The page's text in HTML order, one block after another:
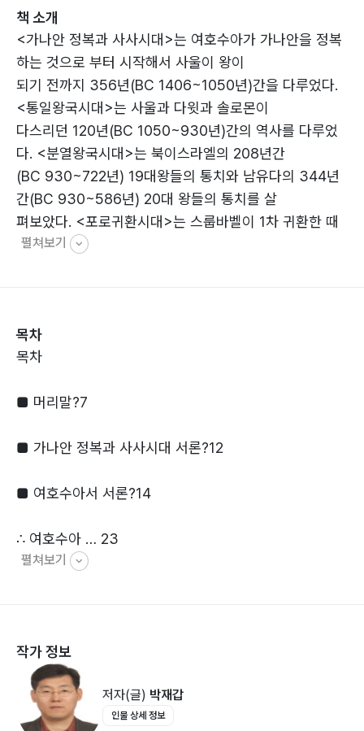
책 소개
<가나안 정복과 사사시대>는 여호수아가 가나안을 정복
하는 것으로 부터 시작해서 사울이 왕이
되기 전까지 356년(BC 1406~1050년)간을 다루었다.
<통일왕국시대>는 사울과 다윗과 솔로몬이
다스리던 120년(BC 1050~930년)간의 역사를 다루었
다. <분열왕국시대>는 북이스라엘의 208년간
(BC 930~722년) 19대왕들의 통치와 남유다의 344년
간(BC 930~586년) 20대 왕들의 통치를 살
펴보았다. <포로귀환시대>는 스룹바벨이 1차 귀환한 때
부터 에스라의 귀환을 거쳐 느헤미야의 귀환
기와 삼상1~8장을 본문으로 한다. 엘리와
사무엘을 사사로 포함하였기 때문이다. 주요 내용은 다음
첫째, 여호수아의 가나안 정복과 영토분배에 대한 것이다.
잡이 에훗, 여사사 드보라(바락 장군), 300
인 삼손이다. 그리고 기드온의 아들 독재자
셋째, 부록으로 사사기에 ‘단 지파의 우상 채택’ ‘기브아
비류의 만행과 전쟁’에 대해 것과 룻기에 ‘모
펼쳐보기
목차
목차
■ 머리말?7
■ 가나안 정복과 사사시대 서론?12
■ 여호수아서 서론?14
∴ 여호수아 … 23
1. 요단강 도하(수3~4장) … 23
5. 기브온 전투와 남쪽 지역 정복(수10장) … 49
6. 야빈과의 전투와 북쪽 지역 정복(수11~17장) … 53
7. 일곱 지파의 기업 분배(수18~19장) … 57
8. 도피성과 레위인의 분깃(수20~21장) … 62
펼쳐보기
작가 정보
저자(글) 박재갑
인물 상세 정보